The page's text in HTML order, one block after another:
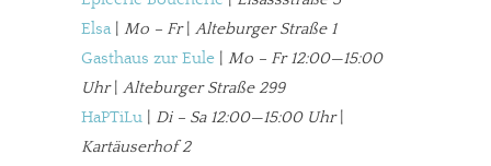
Elsa| Mo – Fr| Alteburger Straße 1
Gasthaus zur Eule
Mo – Fr 12:00—15:00
Uhr| Alteburger Straße 299
HaPTiLu
Di – Sa 12:00—15:00 Uhr|
Kartäuserhof 2